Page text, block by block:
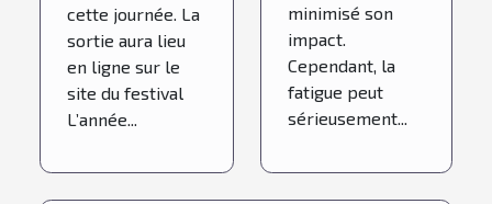
cette journée. La
sortie aura lieu
en ligne sur le
site du festival
L’année...
minimisé son
impact.
Cependant, la
fatigue peut
sérieusement...